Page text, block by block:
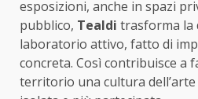
esposizioni, anche in spazi
pubblico, Tealdi trasforma la
laboratorio attivo, fatto di
concreta. Così contribuisce a
territorio una cultura